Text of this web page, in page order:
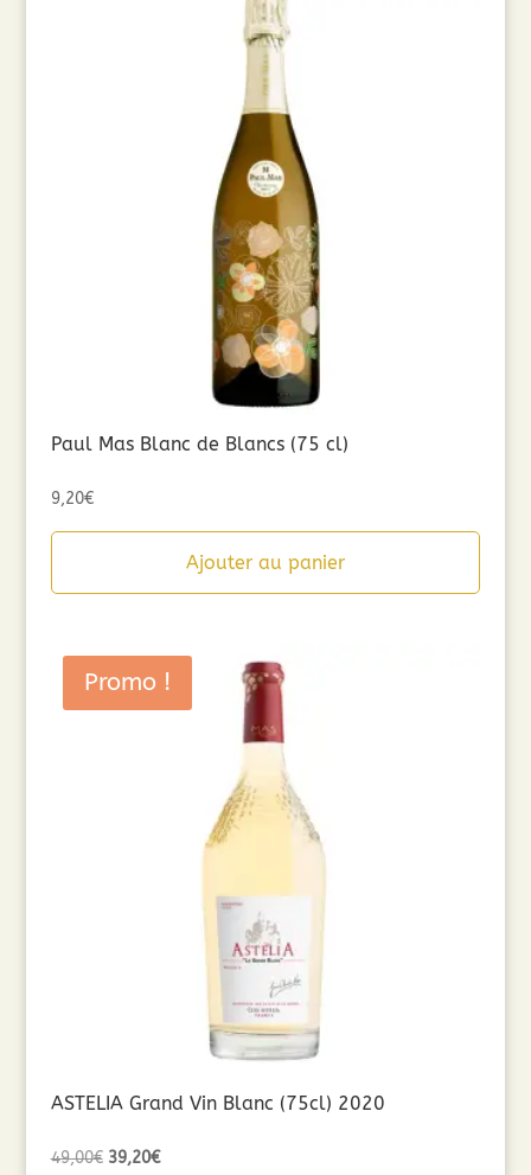
Paul Mas Blanc de Blancs (75 cl)
9,20€
Ajouter au panier
Promo !
ASTELIA Grand Vin Blanc (75cl) 2020
49,00€ Le
39,20€Le